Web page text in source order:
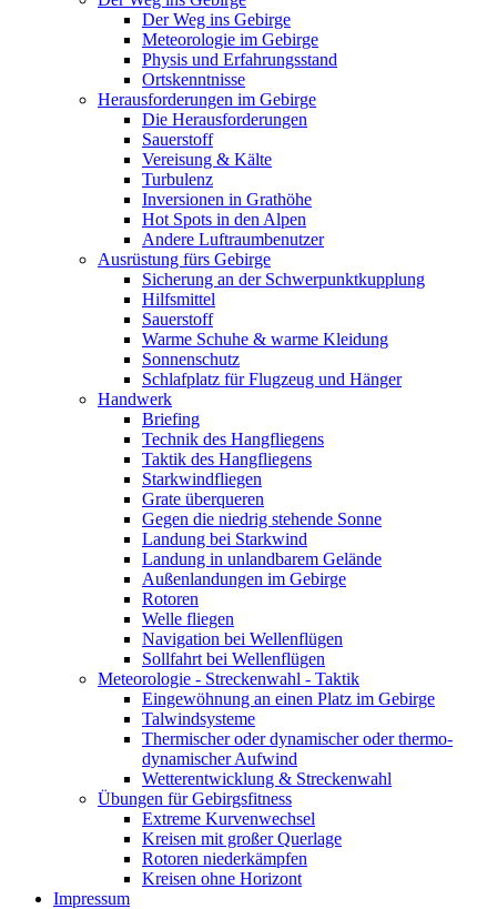
Der Weg ins Gebirge
Meteorologie im Gebirge
Physis und Erfahrungsstand
Ortskenntnisse
Herausforderungen im Gebirge
Die Herausforderungen
Sauerstoff
Vereisung & Kälte
Turbulenz
Inversionen in Grathöhe
Hot Spots in den Alpen
Andere Luftraumbenutzer
Ausrüstung fürs Gebirge
Sicherung an der Schwerpunktkupplung
Hilfsmittel
Sauerstoff
Warme Schuhe & warme Kleidung
Sonnenschutz
Schlafplatz für Flugzeug und Hänger
Handwerk
Briefing
Technik des Hangfliegens
Taktik des Hangfliegens
Starkwindfliegen
Grate überqueren
Gegen die niedrig stehende Sonne
Landung bei Starkwind
Landung in unlandbarem Gelände
Außenlandungen im Gebirge
Rotoren
Welle fliegen
Navigation bei Wellenflügen
Sollfahrt bei Wellenflügen
Meteorologie - Streckenwahl - Taktik
Eingewöhnung an einen Platz im Gebirge
Talwindsysteme
Thermischer oder dynamischer oder thermo-
dynamischer Aufwind
Wetterentwicklung & Streckenwahl
Übungen für Gebirgsfitness
Extreme Kurvenwechsel
Kreisen mit großer Querlage
Rotoren niederkämpfen
Kreisen ohne Horizont
Impressum